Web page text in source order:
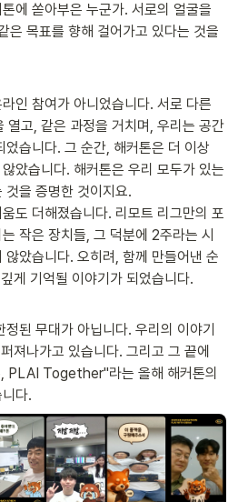
에 쏟아부은 누군가. 서로의 얼굴을
은 목표를 향해 걸어가고 있다는 것을
인 참여가 아니었습니다. 서로 다른
열고, 같은 과정을 거치며, 우리는 공간
습니다. 그 순간, 해커톤은 더 이상
았습니다. 해커톤은 우리 모두가 있는
것을 증명한 것이지요.
도 더해졌습니다. 리모트 리그만의 포
작은 장치들, 그 덕분에 2주라는 시
았습니다. 오히려, 함께 만들어낸 순
게 기억될 이야기가 되었습니다.
된 무대가 아닙니다. 우리의 이야기
져나가고 있습니다. 그리고 그 끝에
Together"라는 올해 해커톤의
다.